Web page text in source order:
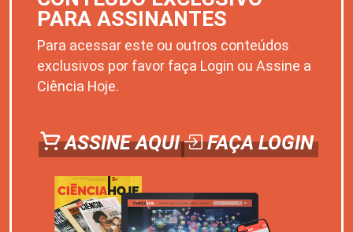
PARA ASSINANTES
Para acessar este ou outros conteúdos
exclusivos por favor faça Login ou Assine a
Ciência Hoje.
ASSINE AQUI FAÇA LOGIN